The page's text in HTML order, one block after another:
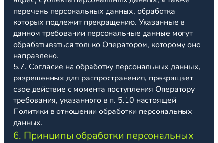
0/280
перечень персональных данных, обработка
которых подлежит прекращению. Указанные в
данном требовании персональные данные могут
обрабатываться только Оператором, которому оно
направлено.
5.7. Согласие на обработку персональных данных,
разрешенных для распространения, прекращает
свое действие с момента поступления Оператору
требования, указанного в п. 5.10 настоящей
Политики в отношении обработки персональных
данных.
6. Принципы обработки персональных